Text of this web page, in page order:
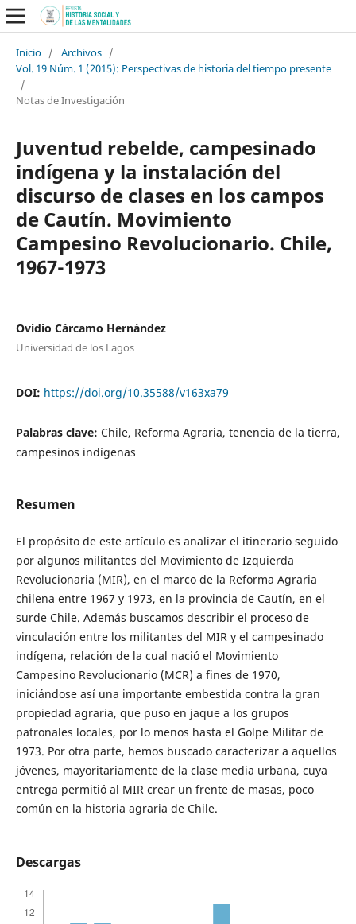
Inicio / Archivos /
Vol. 19 Núm. 1 (2015): Perspectivas de historia del tiempo presente
/
Notas de Investigación
Juventud rebelde, campesinado
indígena y la instalación del
discurso de clases en los campos
de Cautín. Movimiento
Campesino Revolucionario. Chile,
1967-1973
Ovidio Cárcamo Hernández
Universidad de los Lagos
DOI: https://doi.org/10.35588/v163xa79
Palabras clave: Chile, Reforma Agraria, tenencia de la tierra,
campesinos indígenas
Resumen
El propósito de este artículo es analizar el itinerario seguido
por algunos militantes del Movimiento de Izquierda
Revolucionaria (MIR), en el marco de la Reforma Agraria
chilena entre 1967 y 1973, en la provincia de Cautín, en el
surde Chile. Además buscamos describir el proceso de
vinculación entre los militantes del MIR y el campesinado
indígena, relación de la cual nació el Movimiento
Campesino Revolucionario (MCR) a fines de 1970,
iniciándose así una importante embestida contra la gran
propiedad agraria, que puso en jaque a los grupos
patronales locales, por lo menos hasta el Golpe Militar de
1973. Por otra parte, hemos buscado caracterizar a aquellos
jóvenes, mayoritariamente de la clase media urbana, cuya
entrega permitió al MIR crear un frente de masas, poco
común en la historia agraria de Chile.
Descargas